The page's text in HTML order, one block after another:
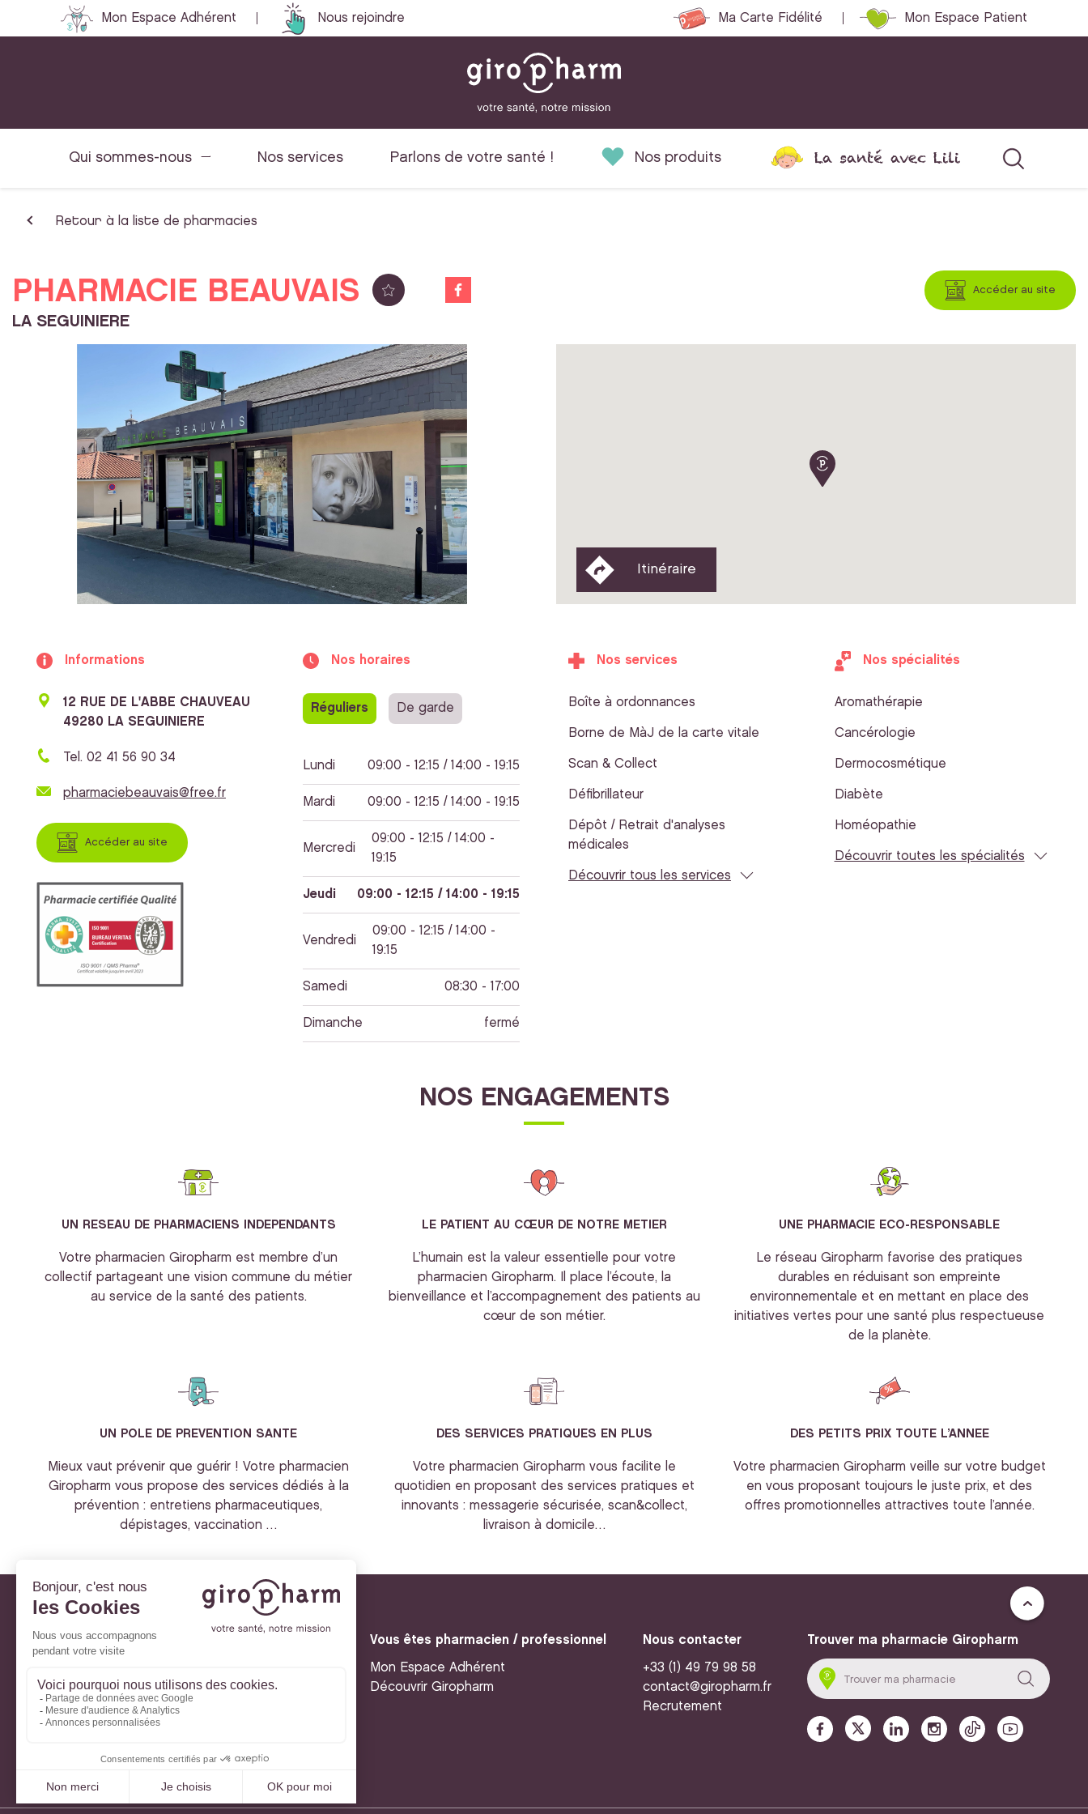
Mon Espace Adhérent Nous rejoindre Ma Carte Fidélité Mon Espace Patient
Qui sommes-nous Nos services Parlons de votre santé ! Nos produits La santé avec Lili
Retour à la liste de pharmacies
PHARMACIE BEAUVAIS
LA SEGUINIERE
Accéder au site
Itinéraire
Informations
12 RUE DE L'ABBE CHAUVEAU
49280 LA SEGUINIERE
Tel. 02 41 56 90 34
pharmaciebeauvais@free.fr
Accéder au site
Nos horaires
Réguliers De garde
Lundi 09:00 - 12:15 / 14:00 - 19:15
Mardi 09:00 - 12:15 / 14:00 - 19:15
Mercredi
09:00 - 12:15 / 14:00 -
19:15
Jeudi 09:00 - 12:15 / 14:00 - 19:15
Vendredi
09:00 - 12:15 / 14:00 -
19:15
Samedi 08:30 - 17:00
Dimanche fermé
Nos services
Boîte à ordonnances
Borne de MàJ de la carte vitale
Scan & Collect
Défibrillateur
Dépôt / Retrait d'analyses
médicales
Découvrir tous les services
Nos spécialités
Aromathérapie
Cancérologie
Dermocosmétique
Diabète
Homéopathie
Découvrir toutes les spécialités
NOS ENGAGEMENTS
UN RESEAU DE PHARMACIENS INDEPENDANTS
Votre pharmacien Giropharm est membre d’un
collectif partageant une vision commune du métier
au service de la santé des patients.
LE PATIENT AU CŒUR DE NOTRE METIER
L’humain est la valeur essentielle pour votre
pharmacien Giropharm. Il place l’écoute, la
bienveillance et l’accompagnement des patients au
cœur de son métier.
UNE PHARMACIE ECO-RESPONSABLE
Le réseau Giropharm favorise des pratiques
durables en réduisant son empreinte
environnementale et en mettant en place des
initiatives vertes pour une santé plus respectueuse
de la planète.
UN POLE DE PREVENTION SANTE
Mieux vaut prévenir que guérir ! Votre pharmacien
Giropharm vous propose des services dédiés à la
prévention : entretiens pharmaceutiques,
dépistages, vaccination …
DES SERVICES PRATIQUES EN PLUS
Votre pharmacien Giropharm vous facilite le
quotidien en proposant des services pratiques et
innovants : messagerie sécurisée, scan&collect,
livraison à domicile…
DES PETITS PRIX TOUTE L’ANNEE
Votre pharmacien Giropharm veille sur votre budget
en vous proposant toujours le juste prix, et des
offres promotionnelles attractives toute l’année.
À votre service
Mon Espace Patient
Vous êtes pharmacien / professionnel
Mon Espace Adhérent
Découvrir Giropharm
Nous contacter
+33 (1) 49 79 98 58
contact@giropharm.fr
Recrutement
Trouver ma pharmacie Giropharm